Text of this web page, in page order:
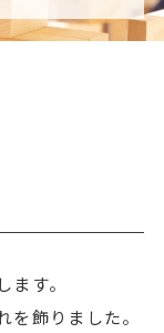
す。
飾りました。